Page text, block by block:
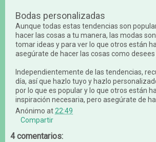
Bodas personalizadas
Aunque todas estas tendencias son
hacer las cosas a tu manera, las modas
tomar ideas y para ver lo que otros están
asegúrate de hacer las cosas como desees
Independientemente de las tendencias,
día, así que hazlo tuyo y hazlo
por lo que es popular y lo que otros están
inspiración necesaria, pero asegúrate de
Anónimo at 22:49
Compartir
4 comentarios: